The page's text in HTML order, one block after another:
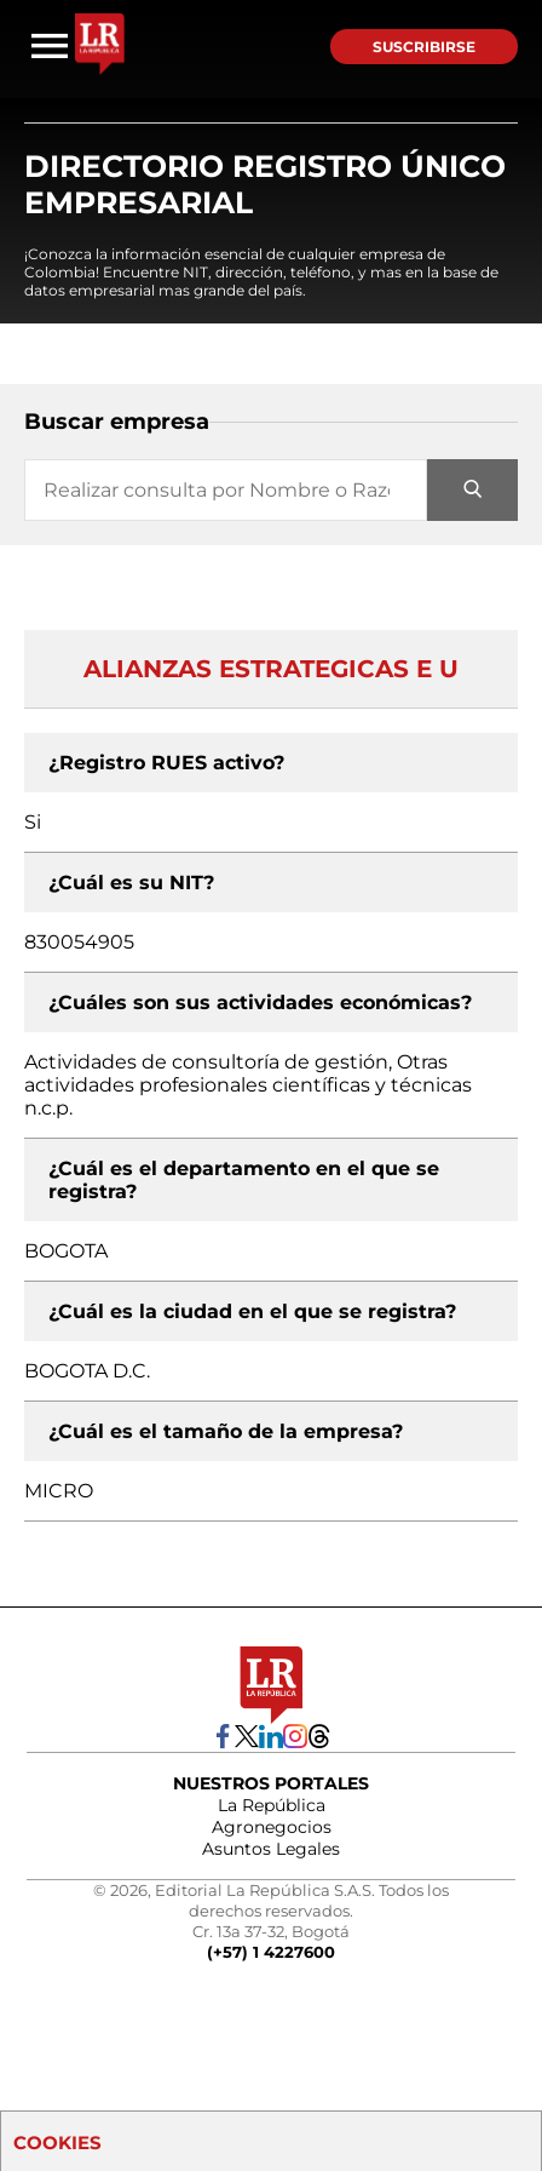
SUSCRIBIRSE
DIRECTORIO REGISTRO ÚNICO
EMPRESARIAL
¡Conozca la información esencial de cualquier empresa de
Colombia! Encuentre NIT, dirección, teléfono, y mas en la base de
datos empresarial mas grande del país.
Buscar empresa
ALIANZAS ESTRATEGICAS E U
¿Registro RUES activo?
Si
¿Cuál es su NIT?
830054905
¿Cuáles son sus actividades económicas?
Actividades de consultoría de gestión, Otras
actividades profesionales científicas y técnicas
n.c.p.
¿Cuál es el departamento en el que se
registra?
BOGOTA
¿Cuál es la ciudad en el que se registra?
BOGOTA D.C.
¿Cuál es el tamaño de la empresa?
MICRO
NUESTROS PORTALES
La República
Agronegocios
Asuntos Legales
© 2026, Editorial La República S.A.S. Todos los
derechos reservados.
Cr. 13a 37-32, Bogotá
(+57) 1 4227600
COOKIES